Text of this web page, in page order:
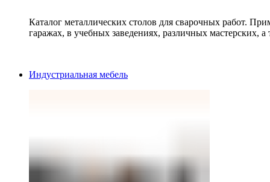
Каталог металлических столов для сварочных работ.
гаражах, в учебных заведениях, различных мастерских, а
Индустриальная мебель